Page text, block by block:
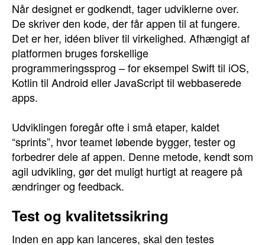
Når designet er godkendt, tager udviklerne over.
De skriver den kode, der får appen til at fungere.
Det er her, idéen bliver til virkelighed. Afhængigt af
platformen bruges forskellige
programmeringssprog – for eksempel Swift til iOS,
Kotlin til Android eller JavaScript til webbaserede
apps.
Udviklingen foregår ofte i små etaper, kaldet
“sprints”, hvor teamet løbende bygger, tester og
forbedrer dele af appen. Denne metode, kendt som
agil udvikling, gør det muligt hurtigt at reagere på
ændringer og feedback.
Test og kvalitetssikring
Inden en app kan lanceres, skal den testes